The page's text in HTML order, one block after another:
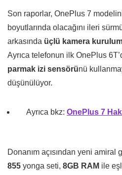
Son raporlar, OnePlus 7
boyutlarında olacağını ileri
arkasında üçlü kamera
Ayrıca telefonun ilk OnePlus
parmak izi sensörünü
düşünülüyor.
Ayrıca bkz: OnePlus 7
Donanım açısından yeni amiral
855 yonga seti, 8GB RAM ile